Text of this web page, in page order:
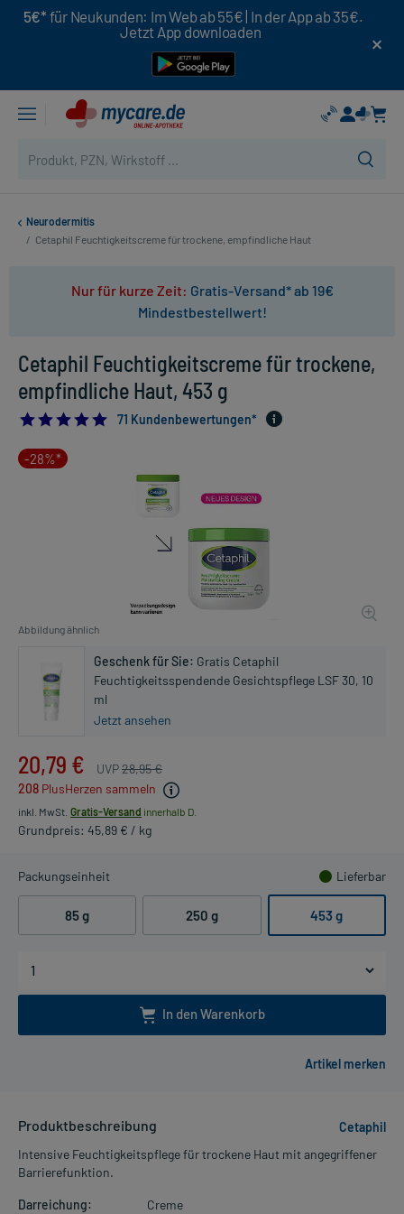
5€* für Neukunden: Im Web ab 55€ | In der App ab 35€.
Jetzt App downloaden
Neurodermitis
/ Cetaphil Feuchtigkeitscreme für trockene, empfindliche Haut
Nur für kurze Zeit: Gratis-Versand* ab 19€
Mindestbestellwert!
Cetaphil Feuchtigkeitscreme für trockene,
empfindliche Haut, 453 g
4.901408450704225
71 Kundenbewertungen*
-28%*
Abbildung ähnlich
Geschenk für Sie: Gratis Cetaphil
Feuchtigkeitsspendende Gesichtspflege LSF 30, 10
ml
Jetzt ansehen
20,79 € UVP28,95 €
208 PlusHerzen sammeln
inkl. MwSt. Gratis-Versand innerhalb D.
Grundpreis: 45,89 € / kg
Packungseinheit Lieferbar
85 g 250 g 453 g
In den Warenkorb
Produktbeschreibung
Cetaphil
Intensive Feuchtigkeitspflege für trockene Haut mit angegriffener
Barrierefunktion.
Darreichung:
Creme